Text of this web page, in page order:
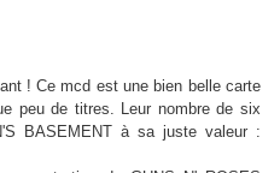
! Ce mcd est une bien belle carte
peu de titres. Leur nombre de six
BASEMENT à sa juste valeur :